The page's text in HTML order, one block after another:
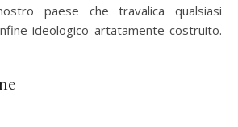
paese che travalica qualsiasi
ideologico artatamente costruito.